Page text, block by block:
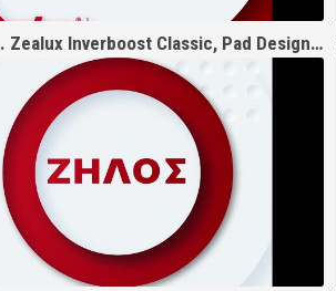
Ζήλος για... Zealux Ιnverboost Classic, Pad Design & Plus